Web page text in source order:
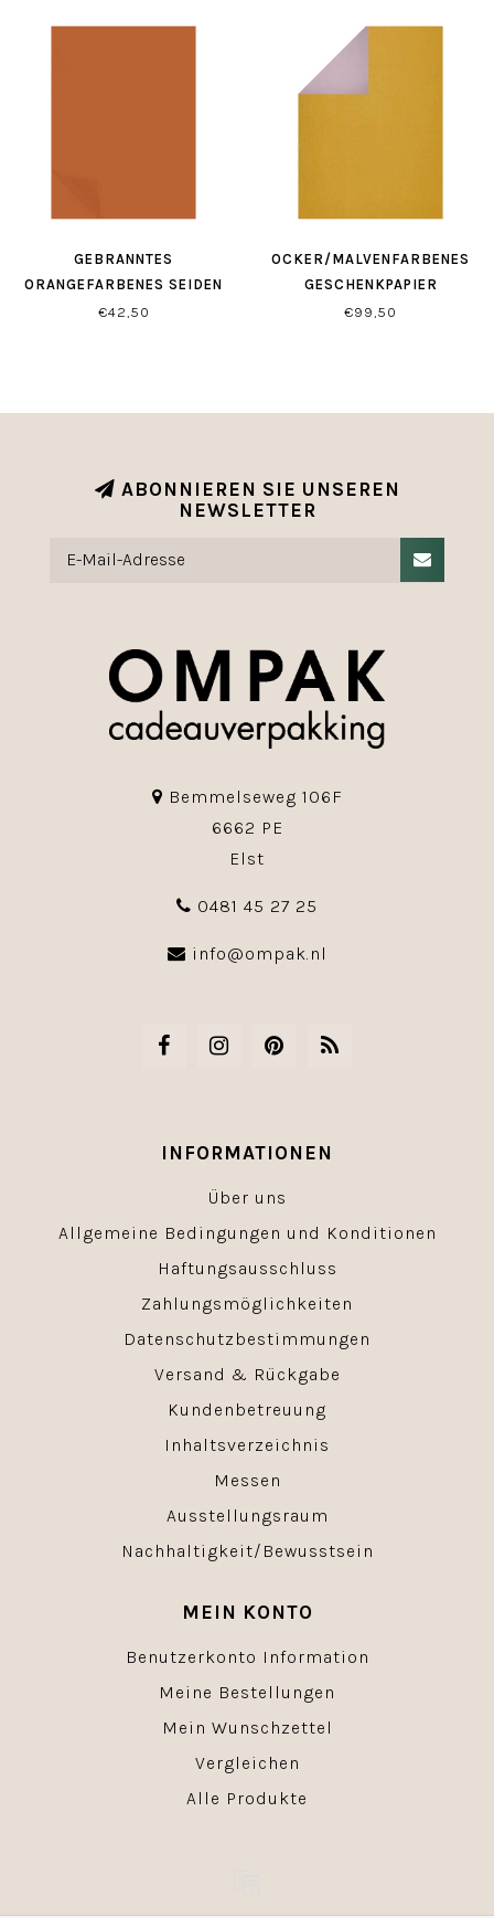
GEBRANNTES
ORANGEFARBENES SEIDEN
PAPIER
€42,50
OCKER/MALVENFARBENES
GESCHENKPAPIER
€99,50
ABONNIEREN SIE UNSEREN
NEWSLETTER
Bemmelseweg 106F
6662 PE
Elst
0481 45 27 25
info@ompak.nl
INFORMATIONEN
Über uns
Allgemeine Bedingungen und Konditionen
Haftungsausschluss
Zahlungsmöglichkeiten
Datenschutzbestimmungen
Versand & Rückgabe
Kundenbetreuung
Inhaltsverzeichnis
Messen
Ausstellungsraum
Nachhaltigkeit/Bewusstsein
MEIN KONTO
Benutzerkonto Information
Meine Bestellungen
Mein Wunschzettel
Vergleichen
Alle Produkte